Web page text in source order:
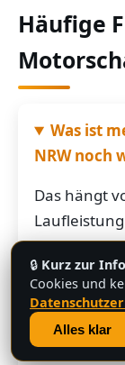
Häufige
Was ist
NRW noch
Das hängt
grobe
bringen je
der Teile oft
mehrere
🔒 Kurz zur
Cookies und
Alles klar